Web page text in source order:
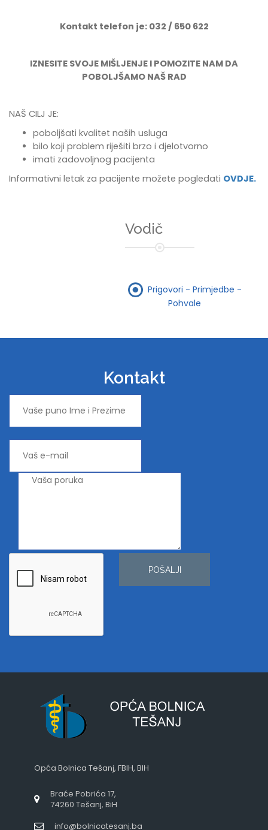
Kontakt telefon je: 032 / 650 622
IZNESITE SVOJE MIŠLJENJE I POMOZITE NAM DA
POBOLJŠAMO NAŠ RAD
NAŠ CILJ JE:
poboljšati kvalitet naših usluga
bilo koji problem riješiti brzo i djelotvorno
imati zadovoljnog pacijenta
Informativni letak za pacijente možete pogledati OVDJE.
Vodič
Prigovori - Primjedbe -
Pohvale
Kontakt
POŠALJI
Opća Bolnica Tešanj, FBIH, BIH
Braće Pobrića 17,
74260 Tešanj, BiH
info@bolnicatesanj.ba